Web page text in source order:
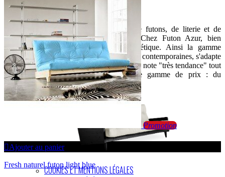
BIENVENUE SUR LE SITE DE FUTON AZUR
Spécialiste de la vente en ligne de futons, de literie et de
canapés convertibles depuis 1999.Chez Futon Azur, bien
dormir est aussi synonyme d’esthétique. Ainsi la gamme
Futon Azur, avec ses lignes sobres et contemporaines, s'adapte
à tous les intérieurs et leur ajoute une note "très tendance" tout
en respectant votre budget. Large gamme de prix : du
discount au haut de gamme
COOKIES ET MENTIONS LÉGALES
Promotion
Ajouter au panier
Fresh naturel futon light blue